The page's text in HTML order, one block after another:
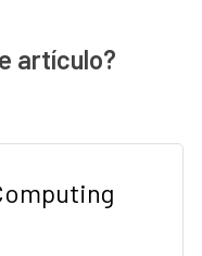
artículo?